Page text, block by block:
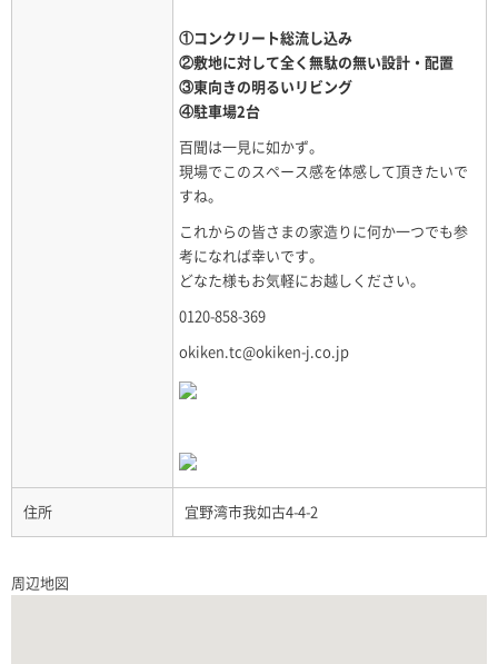
①コンクリート総流し込み
②敷地に対して全く無駄の無い設計・配置
③東向きの明るいリビング
④駐車場2台
百聞は一見に如かず。
現場でこのスペース感を体感して頂きたいで
すね。
これからの皆さまの家造りに何か一つでも参
考になれば幸いです。
どなた様もお気軽にお越しください。
0120-858-369
okiken.tc@okiken-j.co.jp
住所 宜野湾市我如古4-4-2
周辺地図